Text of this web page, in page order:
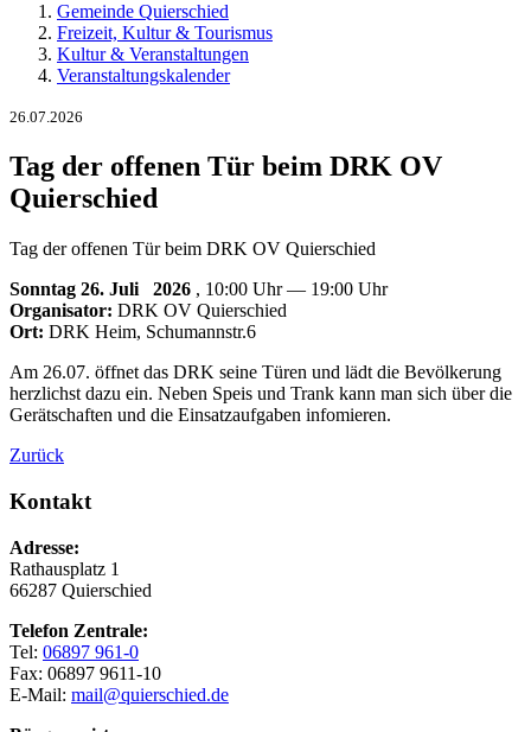
Gemeinde Quierschied
Freizeit, Kultur & Tourismus
Kultur & Veranstaltungen
Veranstaltungskalender
26.07.2026
Tag der offenen Tür beim DRK OV
Quierschied
Tag der offenen Tür beim DRK OV Quierschied
Sonntag 26. Juli
2026 , 10:00 Uhr — 19:00 Uhr
Organisator: DRK OV Quierschied
Ort: DRK Heim, Schumannstr.6
Am 26.07. öffnet das DRK seine Türen und lädt die Bevölkerung
herzlichst dazu ein. Neben Speis und Trank kann man sich über die
Gerätschaften und die Einsatzaufgaben infomieren.
Zurück
Kontakt
Adresse:
Rathausplatz 1
66287 Quierschied
Telefon Zentrale:
Tel: 06897 961-0
Fax: 06897 9611-10
E-Mail: mail@quierschied.de